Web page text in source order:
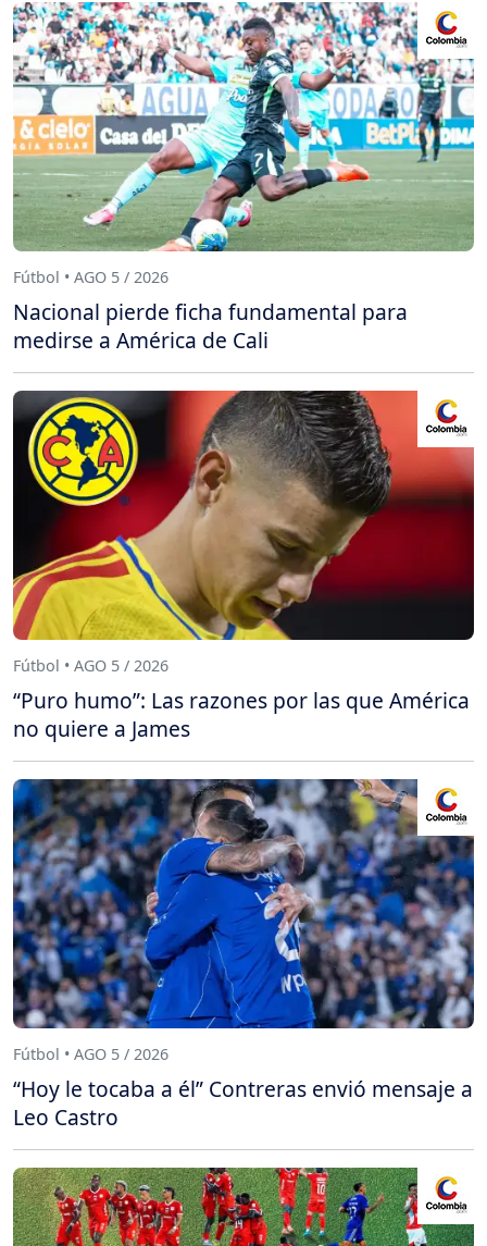
Fútbol • AGO 5 / 2026
Nacional pierde ficha fundamental para
medirse a América de Cali
Fútbol • AGO 5 / 2026
“Puro humo”: Las razones por las que América
no quiere a James
Fútbol • AGO 5 / 2026
“Hoy le tocaba a él” Contreras envió mensaje a
Leo Castro